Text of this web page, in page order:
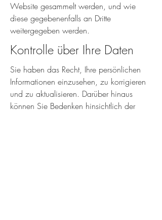
Website gesammelt werden, und wie
diese gegebenenfalls an Dritte
weitergegeben werden.
Kontrolle über Ihre Daten
Sie haben das Recht, Ihre persönlichen
Informationen einzusehen, zu korrigieren
und zu aktualisieren. Darüber hinaus
können Sie Bedenken hinsichtlich der